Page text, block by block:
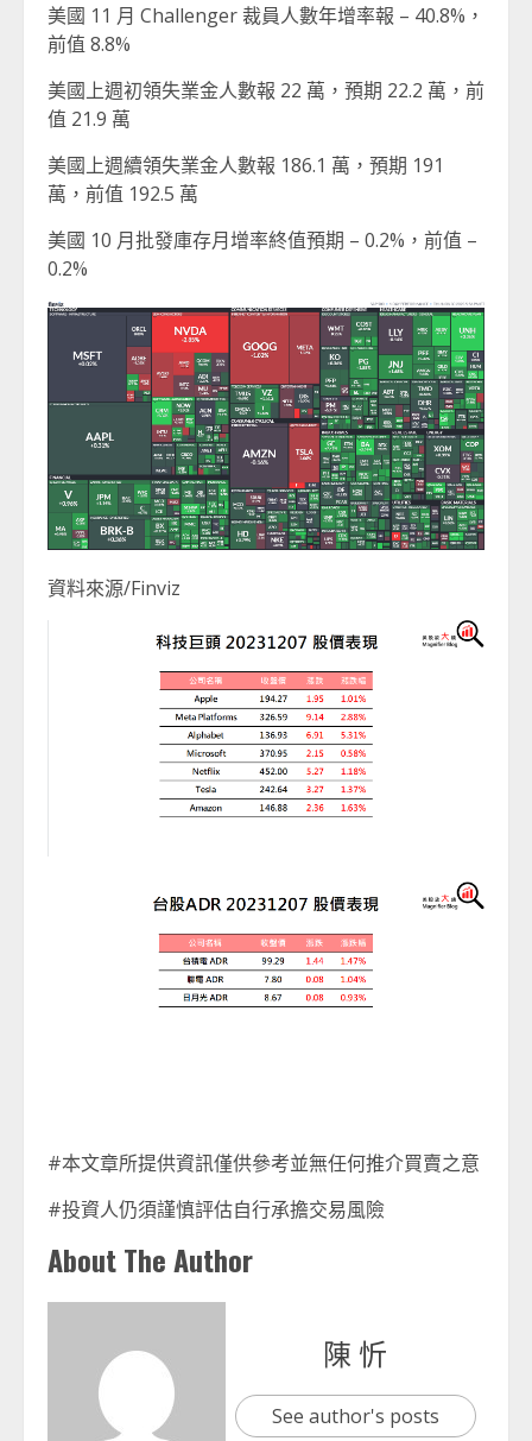
美國 11 月 Challenger 裁員人數年增率報 – 40.8%，
前值 8.8%
美國上週初領失業金人數報 22 萬，預期 22.2 萬，前
值 21.9 萬
美國上週續領失業金人數報 186.1 萬，預期 191
萬，前值 192.5 萬
美國 10 月批發庫存月增率終值預期 – 0.2%，前值 –
0.2%
資料來源/Finviz
#本文章所提供資訊僅供參考並無任何推介買賣之意
#投資人仍須謹慎評估自行承擔交易風險
About The Author
陳 忻
See author's posts